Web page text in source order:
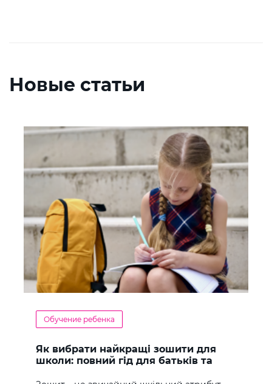
Новые статьи
Обучение ребенка
Як вибрати найкращі зошити для
школи: повний гід для батьків та